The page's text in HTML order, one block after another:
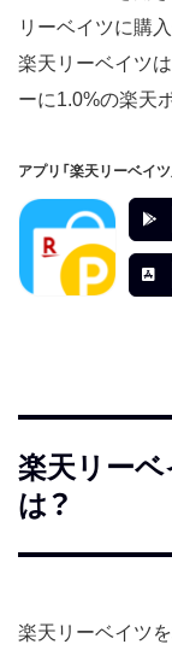
リーベイツに購
楽天リーベイツ
ーに1.0%の楽天
アプリ「楽天リーベイ
楽天リー
は？
楽天リーベイツ